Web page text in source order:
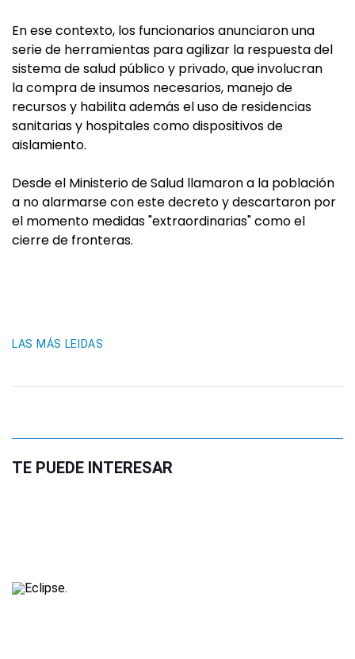
En ese contexto, los funcionarios anunciaron una
serie de herramientas para agilizar la respuesta del
sistema de salud público y privado, que involucran
la compra de insumos necesarios, manejo de
recursos y habilita además el uso de residencias
sanitarias y hospitales como dispositivos de
aislamiento.
Desde el Ministerio de Salud llamaron a la población
a no alarmarse con este decreto y descartaron por
el momento medidas "extraordinarias" como el
cierre de fronteras.
LAS MÁS LEIDAS
TE PUEDE INTERESAR